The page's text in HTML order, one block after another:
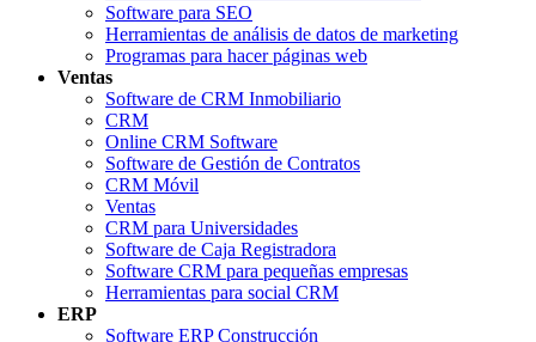
Software para SEO
Herramientas de análisis de datos de marketing
Programas para hacer páginas web
Ventas
Software de CRM Inmobiliario
CRM
Online CRM Software
Software de Gestión de Contratos
CRM Móvil
Ventas
CRM para Universidades
Software de Caja Registradora
Software CRM para pequeñas empresas
Herramientas para social CRM
ERP
Software ERP Construcción